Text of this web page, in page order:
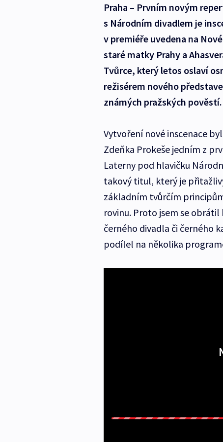
Praha – Prvním novým
s Národním divadlem je
v premiéře uvedena na
staré matky Prahy a
Tvůrce, který letos oslaví
režisérem nového
známých pražských pověstí.
Vytvoření nové inscenace
Zdeňka Prokeše jedním z
Laterny pod hlavičku
takový titul, který je
základním tvůrčím
rovinu. Proto jsem se obrátil
černého divadla či černého
podílel na několika